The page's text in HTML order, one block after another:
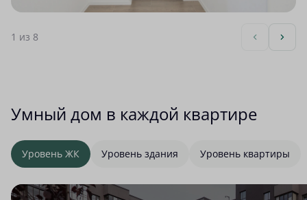
1 из 8
Умный дом в каждой квартире
Уровень ЖК Уровень здания Уровень квартиры